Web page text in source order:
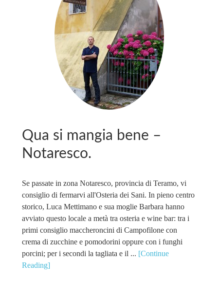
Qua si mangia bene –
Notaresco.
Se passate in zona Notaresco, provincia di Teramo, vi
consiglio di fermarvi all'Osteria dei Sani. In pieno centro
storico, Luca Mettimano e sua moglie Barbara hanno
avviato questo locale a metà tra osteria e wine bar: tra i
primi consiglio maccheroncini di Campofilone con
crema di zucchine e pomodorini oppure con i funghi
porcini; per i secondi la tagliata e il ... [Continue
Reading]